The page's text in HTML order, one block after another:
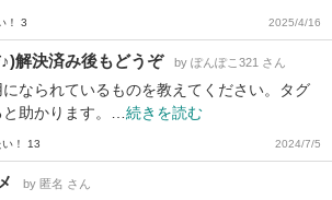
！ 3 2025/4/16
解決済み後もどうぞ by ぽんぽこ321 さん
なられているものを教えてください。タグ
助かります。… 続きを読む
い！ 13 2024/7/5
by 匿名 さん